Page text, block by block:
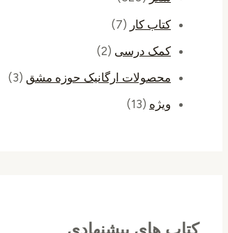
کتاب کار (7)
کمک درسی (2)
محصولات ارگانیک حوزه مشق (3)
ویژه (13)